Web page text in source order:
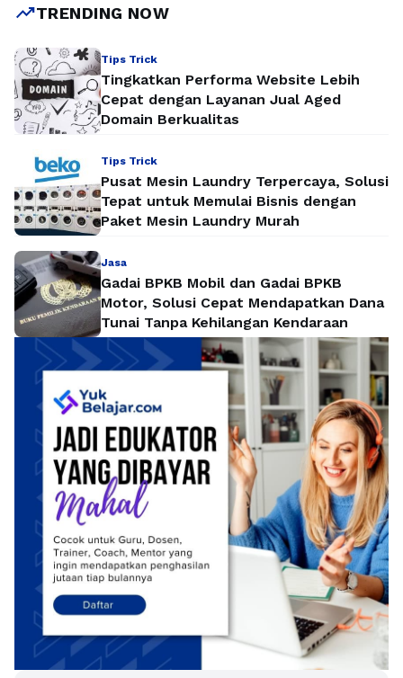
untuk kebutuhan furnitur masa kini. Elite …
trending_upTRENDING NOW
Tips Trick
Tingkatkan Performa Website Lebih
Cepat dengan Layanan Jual Aged
Domain Berkualitas
Tips Trick
Pusat Mesin Laundry Terpercaya, Solusi
Tepat untuk Memulai Bisnis dengan
Paket Mesin Laundry Murah
Jasa
Gadai BPKB Mobil dan Gadai BPKB
Motor, Solusi Cepat Mendapatkan Dana
Tunai Tanpa Kehilangan Kendaraan